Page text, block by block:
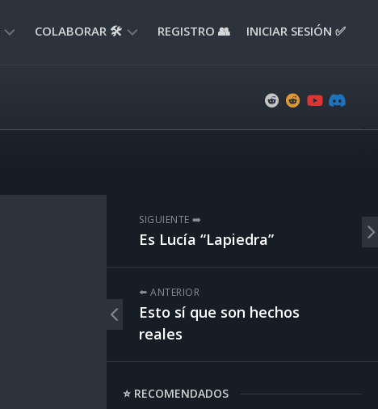
COLABORAR 🛠️ REGISTRO 👥 INICIAR SESIÓN ✅
SIGUIENTE ➡️
Es Lucía “Lapiedra”
⬅️ ANTERIOR
Esto sí que son hechos
reales
⭐ RECOMENDADOS